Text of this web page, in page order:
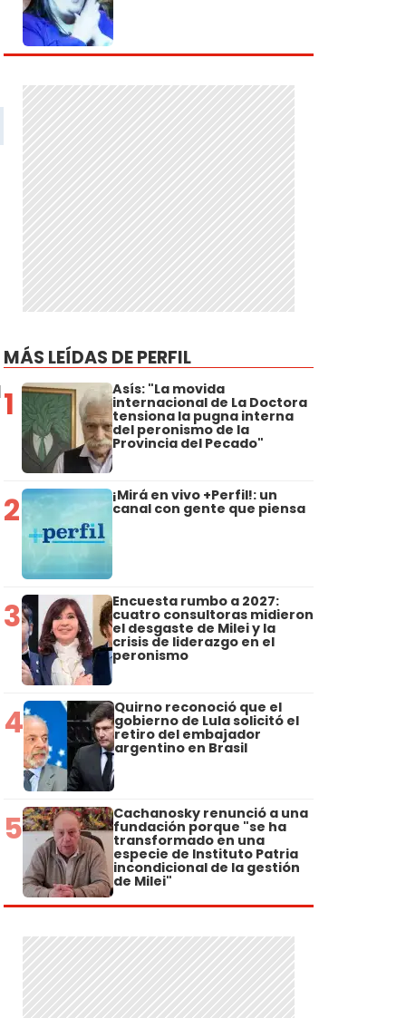
MÁS LEÍDAS DE PERFIL
1 Asís: "La movida
internacional de La Doctora
tensiona la pugna interna
del peronismo de la
Provincia del Pecado"
2 ¡Mirá en vivo +Perfil!: un
canal con gente que piensa
3 Encuesta rumbo a 2027:
cuatro consultoras midieron
el desgaste de Milei y la
crisis de liderazgo en el
peronismo
4 Quirno reconoció que el
gobierno de Lula solicitó el
retiro del embajador
argentino en Brasil
5 Cachanosky renunció a una
fundación porque "se ha
transformado en una
especie de Instituto Patria
incondicional de la gestión
de Milei"